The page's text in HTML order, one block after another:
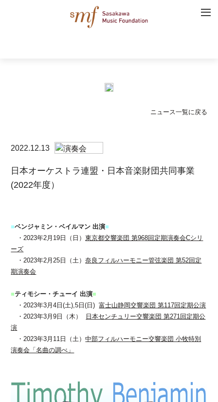
ニュース一覧に戻る
2022.12.13
日本オーケストラ連盟・日本音楽財団共同事業
(2022年度）
■ベンジャミン・ベイルマン 出演■
・2023年2月19日（日）東京都交響楽団 第968回定期演奏会Cシリ
ーズ
・2023年2月25日（土）奈良フィルハーモニー管弦楽団 第52回定
期演奏会
■ティモシー・チューイ 出演■
・2023年3月4日(土),5日(日)富士山静岡交響楽団 第117回定期公演
・2023年3月9日（木）
日本センチュリー交響楽団 第271回定期公
演
・2023年3月11日（土）中部フィルハーモニー交響楽団 小牧特別
演奏会「名曲の調べ」